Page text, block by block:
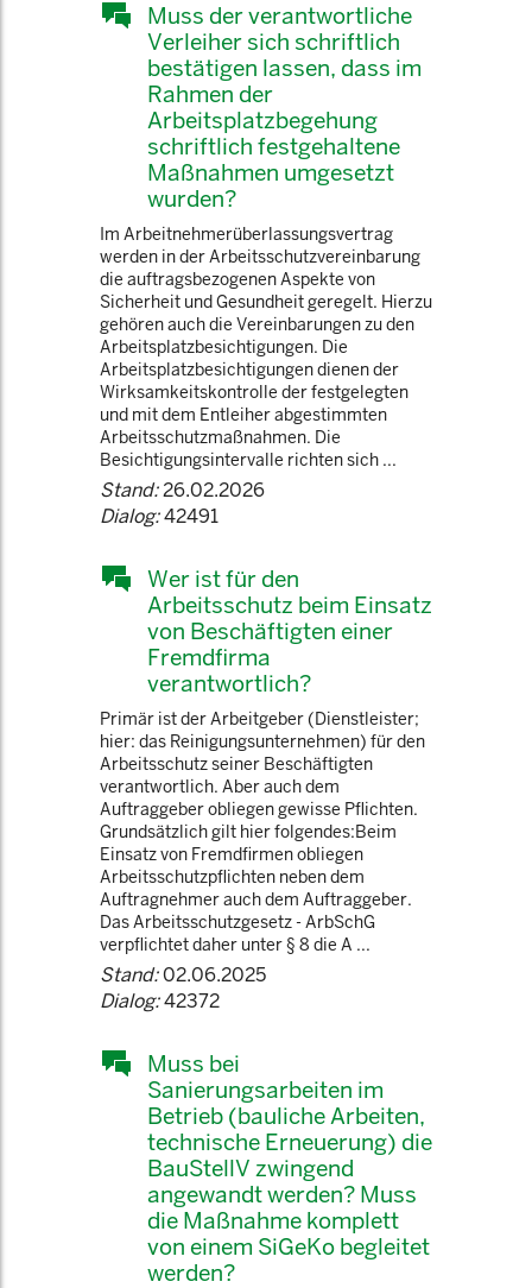
Muss der verantwortliche
Verleiher sich schriftlich
bestätigen lassen, dass im
Rahmen der
Arbeitsplatzbegehung
schriftlich festgehaltene
Maßnahmen umgesetzt
wurden?
Im Arbeitnehmerüberlassungsvertrag
werden in der Arbeitsschutzvereinbarung
die auftragsbezogenen Aspekte von
Sicherheit und Gesundheit geregelt. Hierzu
gehören auch die Vereinbarungen zu den
Arbeitsplatzbesichtigungen. Die
Arbeitsplatzbesichtigungen dienen der
Wirksamkeitskontrolle der festgelegten
und mit dem Entleiher abgestimmten
Arbeitsschutzmaßnahmen. Die
Besichtigungsintervalle richten sich ...
Stand:26.02.2026
Dialog:42491
Wer ist für den
Arbeitsschutz beim Einsatz
von Beschäftigten einer
Fremdfirma
verantwortlich?
Primär ist der Arbeitgeber (Dienstleister;
hier: das Reinigungsunternehmen) für den
Arbeitsschutz seiner Beschäftigten
verantwortlich. Aber auch dem
Auftraggeber obliegen gewisse Pflichten.
Grundsätzlich gilt hier folgendes:Beim
Einsatz von Fremdfirmen obliegen
Arbeitsschutzpflichten neben dem
Auftragnehmer auch dem Auftraggeber.
Das Arbeitsschutzgesetz - ArbSchG
verpflichtet daher unter § 8 die A ...
Stand:02.06.2025
Dialog:42372
Muss bei
Sanierungsarbeiten im
Betrieb (bauliche Arbeiten,
technische Erneuerung) die
BauStellV zwingend
angewandt werden? Muss
die Maßnahme komplett
von einem SiGeKo begleitet
werden?